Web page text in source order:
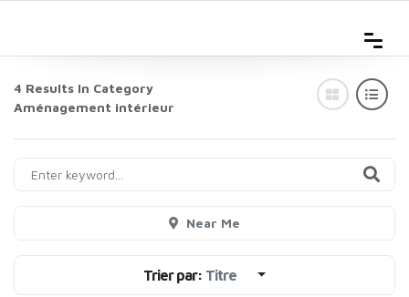
4 Results In Category
Aménagement intérieur
Near Me
Trier par: Titre